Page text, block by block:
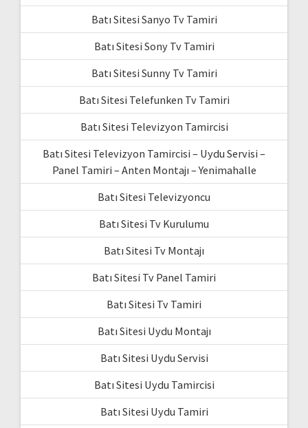
Batı Sitesi Sanyo Tv Tamiri
Batı Sitesi Sony Tv Tamiri
Batı Sitesi Sunny Tv Tamiri
Batı Sitesi Telefunken Tv Tamiri
Batı Sitesi Televizyon Tamircisi
Batı Sitesi Televizyon Tamircisi – Uydu Servisi –
Panel Tamiri – Anten Montajı – Yenimahalle
Batı Sitesi Televizyoncu
Batı Sitesi Tv Kurulumu
Batı Sitesi Tv Montajı
Batı Sitesi Tv Panel Tamiri
Batı Sitesi Tv Tamiri
Batı Sitesi Uydu Montajı
Batı Sitesi Uydu Servisi
Batı Sitesi Uydu Tamircisi
Batı Sitesi Uydu Tamiri